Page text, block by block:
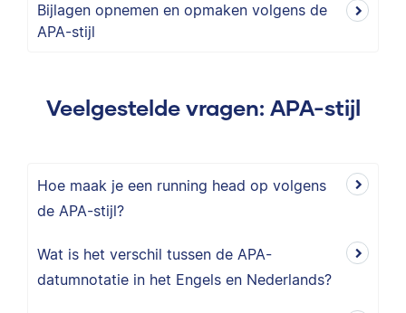
Bijlagen opnemen en opmaken volgens de
APA-stijl
Veelgestelde vragen: APA-stijl
Hoe maak je een running head op volgens
de APA-stijl?
Wat is het verschil tussen de APA-
datumnotatie in het Engels en Nederlands?